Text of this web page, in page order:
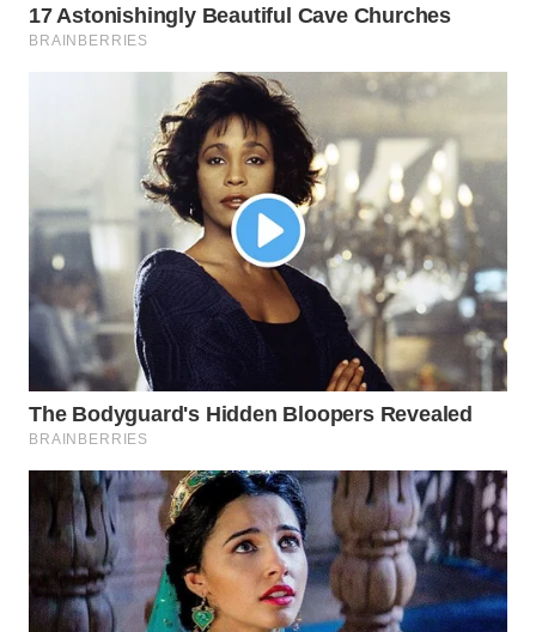
WAHANA
WAHANA
WAHANANEWS
ID
WAHANANEWS
CO ID
WAHANANEWS
NET
WAHANA
SPORT